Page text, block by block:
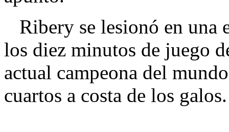
Ribery se lesionó en una
los diez minutos de juego
actual campeona del
cuartos a costa de los galos.